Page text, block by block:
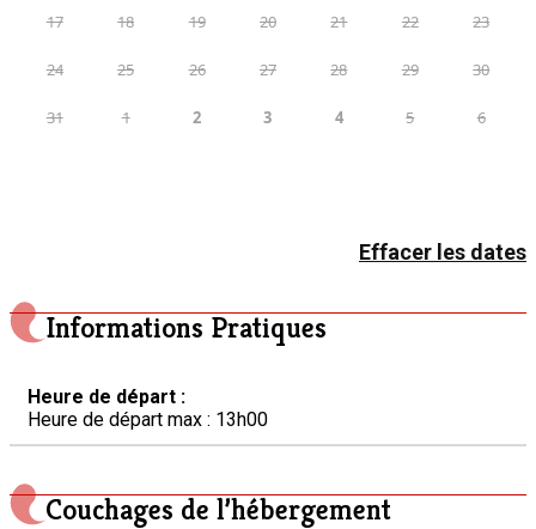
17 18 19 20 21 22 23
24 25 26 27 28 29 30
31 1 2 3 4 5 6
Effacer les dates
Informations Pratiques
Heure de départ :
Heure de départ max : 13h00
Couchages de l’hébergement